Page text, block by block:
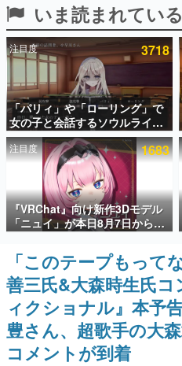
ピックアップ
電ファミのいま読まれている記
アプリセール情報
インタビュー
連載・特集一覧
殿堂入り記事
SNS拡散数が数千以
ど。多くの人々に読
事をまとめました。
ゲームの企画書
名作ゲームクリエイ
聞きし、ヒットする
きます。
赫本
この物語を解いては
の形をした短編ホラー
いま読まれてい
注目度 3718
「パリィ」や「ローリング」で
女の子と会話するソウルライク
恋愛ゲーム『小早川さんはソウ
ルライク』無料公開。返事に失
敗すると「YOU DIED」
注目度 1683
『VRChat』向け新作3Dモデル
「ニュイ」が本日8月7日から
BOOTHにて発売。瞳に光る星
や感情豊かな表情が、小悪魔か
わいい
「このテープもって
善三氏&大森時生氏
ィクショナル』本予
豊さん、超歌手の大
コメントが到着